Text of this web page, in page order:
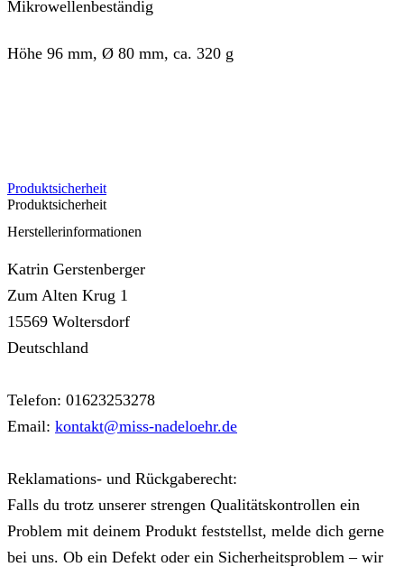
Mikrowellenbeständig
Höhe 96 mm, Ø 80 mm, ca. 320 g
Produktsicherheit
Produktsicherheit
Herstellerinformationen
Katrin Gerstenberger
Zum Alten Krug 1
15569 Woltersdorf
Deutschland
Telefon: 01623253278
Email: kontakt@miss-nadeloehr.de
Reklamations- und Rückgaberecht:
Falls du trotz unserer strengen Qualitätskontrollen ein
Problem mit deinem Produkt feststellst, melde dich gerne
bei uns. Ob ein Defekt oder ein Sicherheitsproblem – wir